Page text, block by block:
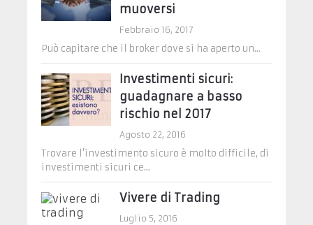
muoversi
Febbraio 16, 2017
Può capitare che il broker dove si ha aperto un...
Investimenti sicuri:
guadagnare a basso
rischio nel 2017
Agosto 22, 2016
Trovare l’investimento sicuro è molto difficile, di
investimenti sicuri ce...
Vivere di Trading
Luglio 5, 2016